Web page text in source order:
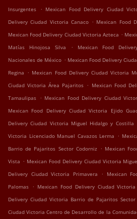
Insurgentes
. Mexican Food Delivery Ciudad
Delivery Ciudad Victoria Canaco . Mexican Food
Mexican Food Delivery Ciudad Victoria Azteca .
Matías Hinojosa Silva
.
Mexican Food
Nacionales de México . Mexican Food Delivery
Regina . Mexican Food Delivery Ciudad Victoria
Ciudad Victoria Área Pajaritos . Mexican Food
Tamaulipas . Mexican Food Delivery Ciudad
Mexican Food Delivery Ciudad Victoria Ejido
Delivery Ciudad Victoria Miguel Hidalgo y Costilla
Victoria Licenciado Manuel Cavazos Lerma .
Barrio de Pajaritos Sector Codorniz . Mexican
Vista . Mexican Food Delivery Ciudad Victoria
Delivery Ciudad Victoria Primavera
.
Mexican
Palomas . Mexican Food Delivery Ciudad
Delivery Ciudad Victoria Barrio de Pajaritos Sector
Ciudad Victoria Centro de Desarrollo de la